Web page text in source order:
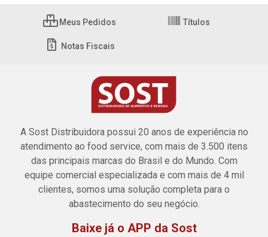
Meus Pedidos Títulos
Notas Fiscais
A Sost Distribuidora possui 20 anos de experiência no
atendimento ao food service, com mais de 3.500 itens
das principais marcas do Brasil e do Mundo. Com
equipe comercial especializada e com mais de 4 mil
clientes, somos uma solução completa para o
abastecimento do seu negócio.
Baixe já o APP da Sost